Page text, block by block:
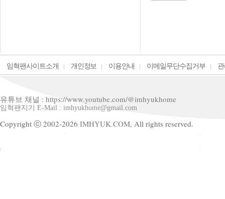
임혁팬사이트소개 개인정보 이용안내 이메일무단수집거부
유튜브 채널 : https://www.youtube.com/@imhyukhome
임혁팬지기 E-Mail : imhyukhome@gmail.com
Copyright ⓒ 2002-2026 IMHYUK.COM, All rights reserved.